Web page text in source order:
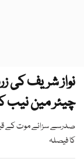
نواز شریف کی
چیئر مین نیب
صدرسے سزائے موت کے
کا فیصلہ